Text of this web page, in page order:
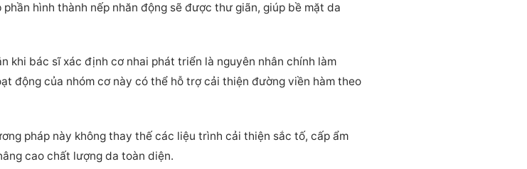
hình thành nếp nhăn động sẽ được thư giãn, giúp bề mặt da
khi bác sĩ xác định cơ nhai phát triển là nguyên nhân chính làm
động của nhóm cơ này có thể hỗ trợ cải thiện đường viền hàm theo
pháp này không thay thế các liệu trình cải thiện sắc tố, cấp ẩm
cao chất lượng da toàn diện.